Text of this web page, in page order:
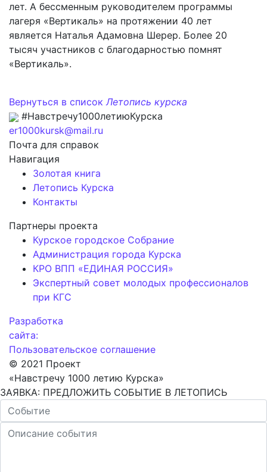
лет. А бессменным руководителем программы
лагеря «Вертикаль» на протяжении 40 лет
является Наталья Адамовна Шерер. Более 20
тысяч участников с благодарностью помнят
«Вертикаль».
Вернуться в списокЛетопись курска
#Навстречу1000летиюКурска
er1000kursk@mail.ru
Почта для справок
Навигация
Золотая книга
Летопись Курска
Контакты
Партнеры проекта
Курское городское Собрание
Администрация города Курска
КРО ВПП «ЕДИНАЯ РОССИЯ»
Экспертный совет молодых профессионалов
при КГС
Разработка
сайта:
Пользовательское соглашение
© 2021 Проект
«Навстречу 1000 летию Курска»
ЗАЯВКА: ПРЕДЛОЖИТЬ СОБЫТИЕ В ЛЕТОПИСЬ